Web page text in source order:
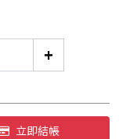
+
立即結帳